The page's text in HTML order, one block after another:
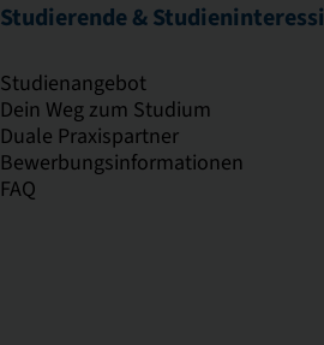
Studierende &
Studienangebot
Dein Weg zum Studium
Duale Praxispartner
Bewerbungsinformationen
FAQ